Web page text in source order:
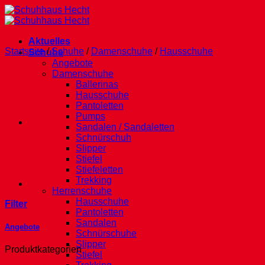
Zum
Inhalt
Aktuelles
Schuhe
Angebote
Damenschuhe
Ballerinas
Hausschuhe
Pantoletten
Pumps
Sandalen / Sandaletten
Schnürschuh
Slipper
Stiefel
Stiefeletten
Trekking
Herrenschuhe
Hausschuhe
Pantoletten
Sandalen
Schnürschuhe
Slipper
Stiefel
Startseite / Schuhe / Damenschuhe / Hausschuhe
Filter
Angebote
Produktkategorien